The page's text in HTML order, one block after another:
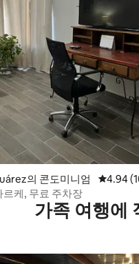
기 130개
의 콘도미니엄 평점
4.94
르케, 무료 주차장
가족 여행에